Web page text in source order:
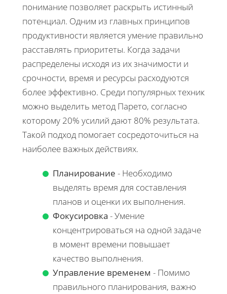
понимание позволяет раскрыть истинный
потенциал. Одним из главных принципов
продуктивности является умение правильно
расставлять приоритеты. Когда задачи
распределены исходя из их значимости и
срочности, время и ресурсы расходуются
более эффективно. Среди популярных техник
можно выделить метод Парето, согласно
которому 20% усилий дают 80% результата.
Такой подход помогает сосредоточиться на
наиболее важных действиях.
Планирование - Необходимо
выделять время для составления
планов и оценки их выполнения.
Фокусировка - Умение
концентрироваться на одной задаче
в момент времени повышает
качество выполнения.
Управление временем - Помимо
правильного планирования, важно